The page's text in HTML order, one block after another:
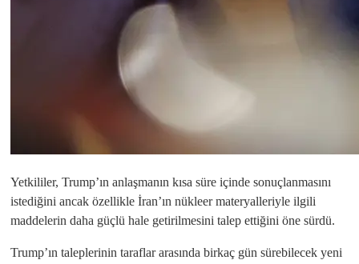
Yetkililer, Trump’ın anlaşmanın kısa süre içinde sonuçlanmasını
istediğini ancak özellikle İran’ın nükleer materyalleriyle ilgili
maddelerin daha güçlü hale getirilmesini talep ettiğini öne sürdü.
Trump’ın taleplerinin taraflar arasında birkaç gün sürebilecek yeni